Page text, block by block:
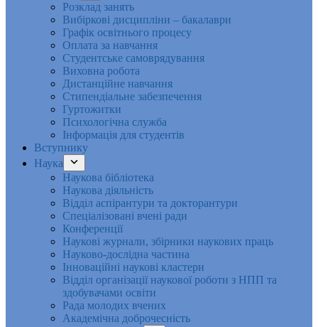
Розклад занять
Вибіркові дисципліни – бакалаври
Графік освітнього процесу
Оплата за навчання
Студентське самоврядування
Виховна робота
Дистанційне навчання
Стипендіальне забезпечення
Гуртожитки
Психологічна служба
Інформація для студентів
Вступнику
Наука
Наукова бібліотека
Наукова діяльність
Відділ аспірантури та докторантури
Спеціалізовані вчені ради
Конференції
Наукові журнали, збірники наукових праць
Науково-дослідна частина
Інноваційні наукові кластери
Відділ організації наукової роботи з НПП та
здобувачами освіти
Рада молодих вчених
Академічна доброчесність